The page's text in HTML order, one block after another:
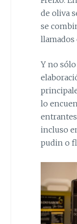
de oliva
se
llamados
Y no
lo
incluso
pudin o